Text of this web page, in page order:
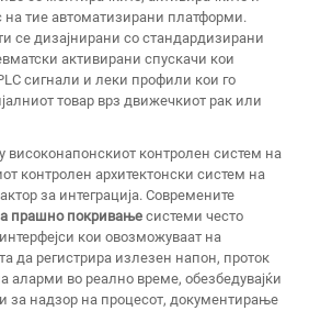
на тие автоматизирани платформи.
се дизајнирани со стандардизирани
активирани спускачи кои
сигнали и леки профили кои го
товар врз движечкиот рак или
високонапонскиот контролен систем на
контролен архитектонски систем на
за интеграција. Современите
прашно покривањесистеми често
кои овозможуваат на
да регистрира излезен напон, проток
аларми во реално време, обезбедувајќи
за надзор на процесот, документирање